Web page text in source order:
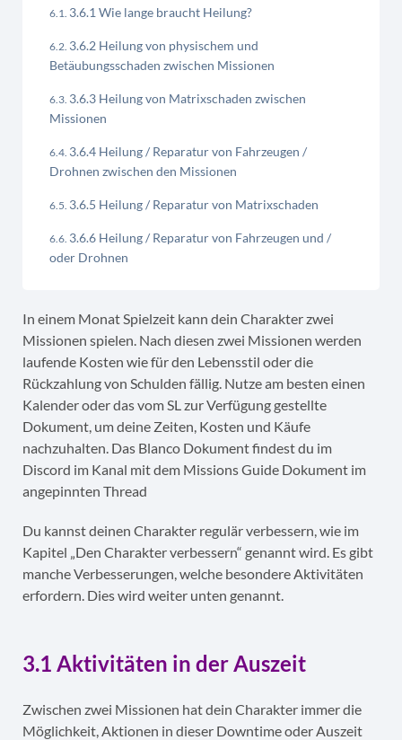
3.6.1 Wie lange braucht Heilung?
3.6.2 Heilung von physischem und
Betäubungsschaden zwischen Missionen
3.6.3 Heilung von Matrixschaden zwischen
Missionen
3.6.4 Heilung / Reparatur von Fahrzeugen /
Drohnen zwischen den Missionen
3.6.5 Heilung / Reparatur von Matrixschaden
3.6.6 Heilung / Reparatur von Fahrzeugen und /
oder Drohnen
In einem Monat Spielzeit kann dein Charakter zwei
Missionen spielen. Nach diesen zwei Missionen werden
laufende Kosten wie für den Lebensstil oder die
Rückzahlung von Schulden fällig. Nutze am besten einen
Kalender oder das vom SL zur Verfügung gestellte
Dokument, um deine Zeiten, Kosten und Käufe
nachzuhalten. Das Blanco Dokument findest du im
Discord im Kanal mit dem Missions Guide Dokument im
angepinnten Thread
Du kannst deinen Charakter regulär verbessern, wie im
Kapitel „Den Charakter verbessern“ genannt wird. Es gibt
manche Verbesserungen, welche besondere Aktivitäten
erfordern. Dies wird weiter unten genannt.
3.1 Aktivitäten in der Auszeit
Zwischen zwei Missionen hat dein Charakter immer die
Möglichkeit, Aktionen in dieser Downtime oder Auszeit